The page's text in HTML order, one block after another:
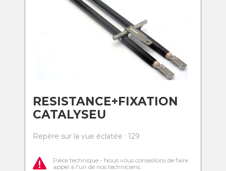
RESISTANCE+FIXATION
CATALYSEU
Repère sur la vue éclatée : 129
Pièce technique - Nous vous conseillons de faire
appel à l'un de nos techniciens